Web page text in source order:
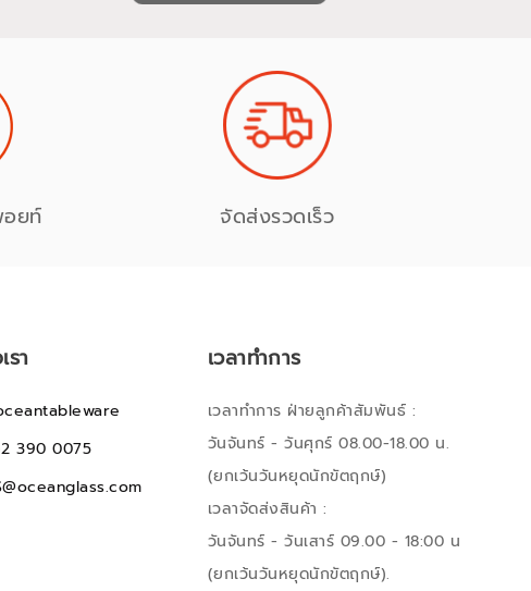
อยท์ จัดส่งรวดเร็ว
รา
390 0075
เวลาทำการ
เวลาทำการ ฝ่ายลูกค้าสัมพันธ์ :
วันจันทร์ - วันศุกร์ 08.00-18.00 น.
(ยกเว้นวันหยุดนักขัตฤกษ์)
เวลาจัดส่งสินค้า :
วันจันทร์ - วันเสาร์ 09.00 - 18:00 น
(ยกเว้นวันหยุดนักขัตฤกษ์).